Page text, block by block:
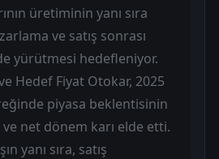
üretiminin yanı sıra
ve satış sonrası
yürütmesi hedefleniyor.
Hedef Fiyat Otokar, 2025
piyasa beklentisinin
ve net dönem karı elde etti.
yanı sıra, satış